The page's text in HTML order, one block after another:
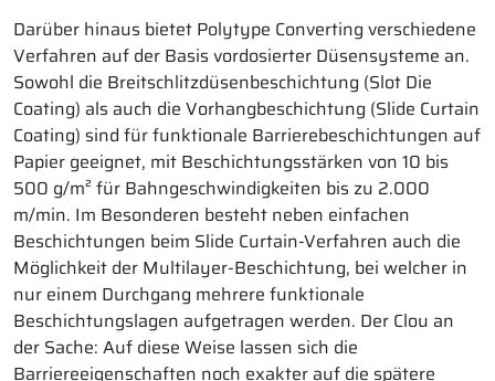
Darüber hinaus bietet Polytype Converting verschiedene
Verfahren auf der Basis vordosierter Düsensysteme an.
Sowohl die Breitschlitzdüsenbeschichtung (Slot Die
Coating) als auch die Vorhangbeschichtung (Slide Curtain
Coating) sind für funktionale Barrierebeschichtungen auf
Papier geeignet, mit Beschichtungsstärken von 10 bis
500 g/m² für Bahngeschwindigkeiten bis zu 2.000
m/min. Im Besonderen besteht neben einfachen
Beschichtungen beim Slide Curtain-Verfahren auch die
Möglichkeit der Multilayer-Beschichtung, bei welcher in
nur einem Durchgang mehrere funktionale
Beschichtungslagen aufgetragen werden. Der Clou an
der Sache: Auf diese Weise lassen sich die
Barriereeigenschaften noch exakter auf die spätere